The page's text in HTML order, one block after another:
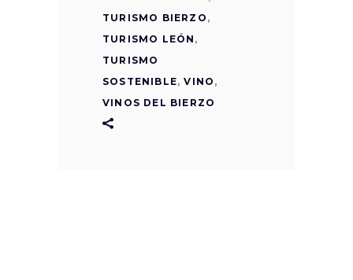
TURISMO BIERZO ,
TURISMO LEÓN ,
TURISMO
SOSTENIBLE,VINO ,
VINOS DEL BIERZO